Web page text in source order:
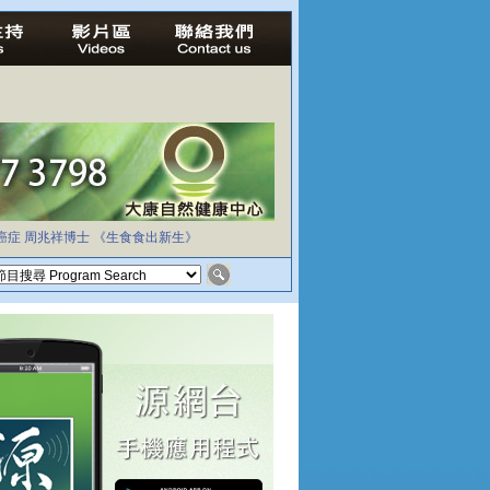
症 周兆祥博士 《生食食出新生》